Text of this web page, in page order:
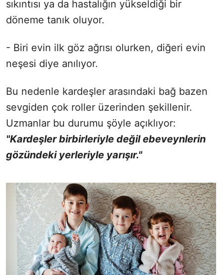
sıkıntısı ya da hastalığın yükseldiği bir
döneme tanık oluyor.
- Biri evin ilk göz ağrısı olurken, diğeri evin
neşesi diye anılıyor.
Bu nedenle kardeşler arasındaki bağ bazen
sevgiden çok roller üzerinden şekillenir.
Uzmanlar bu durumu şöyle açıklıyor:
"Kardeşler birbirleriyle değil ebeveynlerin
gözündeki yerleriyle yarışır."